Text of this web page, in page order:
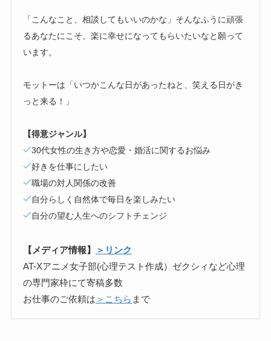
「こんなこと、相談してもいいのかな」そんなふうに頑張
るあなたにこそ、楽に幸せになってもらいたいなと願って
います。
モットーは「いつかこんな日があったねと、笑える日がき
っと来る！」
【得意ジャンル】
30代女性の生き方や恋愛・婚活に関するお悩み
好きを仕事にしたい
職場の対人関係の改善
自分らしく自然体で毎日を楽しみたい
自分の望む人生へのシフトチェンジ
【メディア情報】
＞リンク
AT-Xアニメ女子部(心理テスト作成）ゼクシィなど心理
の専門家枠にて寄稿多数
お仕事のご依頼は ＞こちら まで